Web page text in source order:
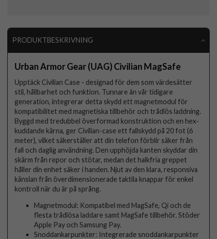
PRODUKTBESKRIVNING
Urban Armor Gear (UAG) Civilian MagSafe
Upptäck Civilian Case - designad för dem som värdesätter
stil, hållbarhet och funktion. Tunnare än vår tidigare
generation, integrerar detta skydd ett magnetmodul för
kompatibilitet med magnetiska tillbehör och trådlös laddning.
Byggd med tredubbel överformad konstruktion och en hex-
kuddande kärna, ger Civilian-case ett fallskydd på 20 fot (6
meter), vilket säkerställer att din telefon förblir säker från
fall och daglig användning. Den upphöjda kanten skyddar din
skärm från repor och stötar, medan det halkfria greppet
håller din enhet säker i handen. Njut av den klara, responsiva
känslan från överdimensionerade taktila knappar för enkel
kontroll när du är på språng.
Magnetmodul: Kompatibel med MagSafe, Qi och de
flesta trådlösa laddare samt MagSafe tillbehör. Stöder
Apple Pay och Samsung Pay.
Snoddankarpunkter: Integrerade snoddankarpunkter